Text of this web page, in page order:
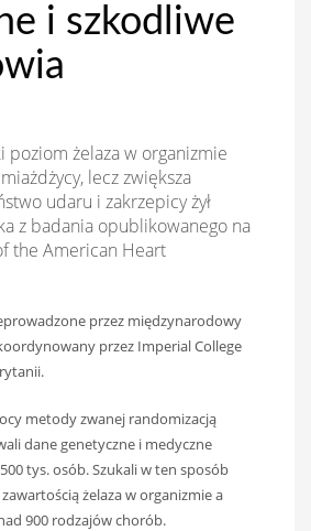
i szkodliwe
poziom żelaza w organizmie
lecz zwiększa
udaru i zakrzepicy żył
z badania opublikowanego na
the American Heart
przez międzynarodowy
przez Imperial College
metody zwanej randomizacją
dane genetyczne i medyczne
tys. osób. Szukali w ten sposób
żelaza w organizmie a
900 rodzajów chorób.